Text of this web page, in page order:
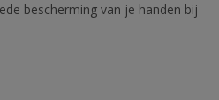
bescherming van je handen bij